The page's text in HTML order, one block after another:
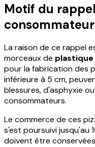
Motif du
La raison de ce rappel
morceaux de
pour la fabrication des
inférieure à 5 cm,
blessures, d'asphyxie
consommateurs.
Le commerce de ces
s'est poursuivi jusqu'au
doivent être